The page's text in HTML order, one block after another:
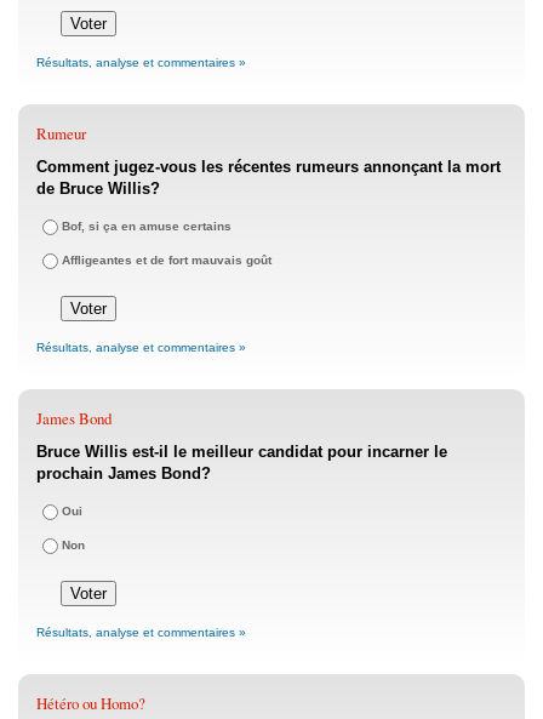
Résultats, analyse et commentaires »
Rumeur
Comment jugez-vous les récentes rumeurs annonçant la mort
de Bruce Willis?
Bof, si ça en amuse certains
Affligeantes et de fort mauvais goût
Résultats, analyse et commentaires »
James Bond
Bruce Willis est-il le meilleur candidat pour incarner le
prochain James Bond?
Oui
Non
Résultats, analyse et commentaires »
Hétéro ou Homo?